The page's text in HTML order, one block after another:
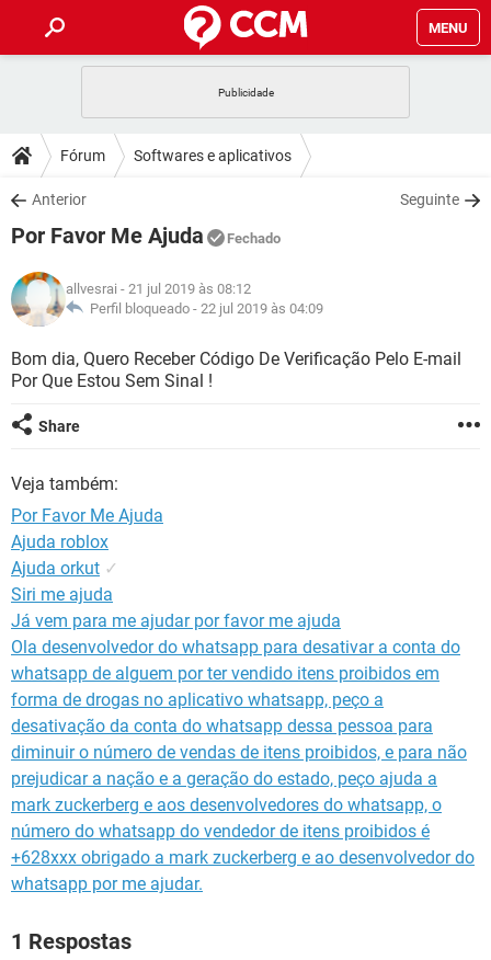
MENU
CELULAR FACEBOOK
OUTLOOK
INSTAGRAM GMAIL
GUIA DE COMPRAS
DICAS
JOGOS WHATSAPP
INSTAGRAM
GUIA DE COMPRAS
DOWNLOADS
JOGOS WHATSAPP
CELULAR
OUTLOOK EXCEL
INSTAGRAM GMAIL
GUIA DE COMPRAS
JOGOS
CELULAR
OUTLOOK EXCEL
GLOSSÁRIO
JOGOS WHATSAPP
CELULAR
OUTLOOK
GUIA DE COMPRAS
Fórum Softwares e aplicativos
Anterior Seguinte
Por Favor Me Ajuda Fechado
allvesrai - 21 jul 2019 às 08:12
Perfil bloqueado - 22 jul 2019 às 04:09
Bom dia, Quero Receber Código De Verificação Pelo E-mail
Por Que Estou Sem Sinal !
Share
Veja também:
Por Favor Me Ajuda
Ajuda roblox
Ajuda orkut ✓
Siri me ajuda
Já vem para me ajudar por favor me ajuda
Ola desenvolvedor do whatsapp para desativar a conta do
whatsapp de alguem por ter vendido itens proibidos em
forma de drogas no aplicativo whatsapp, peço a
desativação da conta do whatsapp dessa pessoa para
diminuir o número de vendas de itens proibidos, e para não
prejudicar a nação e a geração do estado, peço ajuda a
mark zuckerberg e aos desenvolvedores do whatsapp, o
número do whatsapp do vendedor de itens proibidos é
+628xxx obrigado a mark zuckerberg e ao desenvolvedor do
whatsapp por me ajudar.
1 Respostas